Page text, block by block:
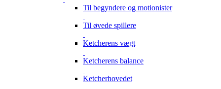
Til begyndere og motionister
Til øvede spillere
Ketcherens vægt
Ketcherens balance
Ketcherhovedet